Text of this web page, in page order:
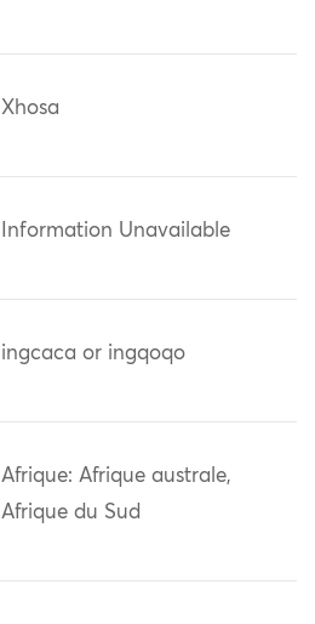
Xhosa
Information Unavailable
ingcaca or ingqoqo
Afrique: Afrique australe,
Afrique du Sud